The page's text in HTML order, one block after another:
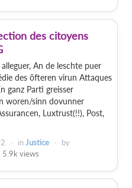
des citoyens
An de leschte puer
des öfteren virun Attaques
ganz Parti greisser
woren/sinn dovunner
Luxtrust(!!), Post,
inJustice
by
5.9k views